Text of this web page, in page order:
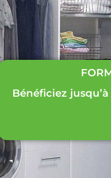
Bénéficiez